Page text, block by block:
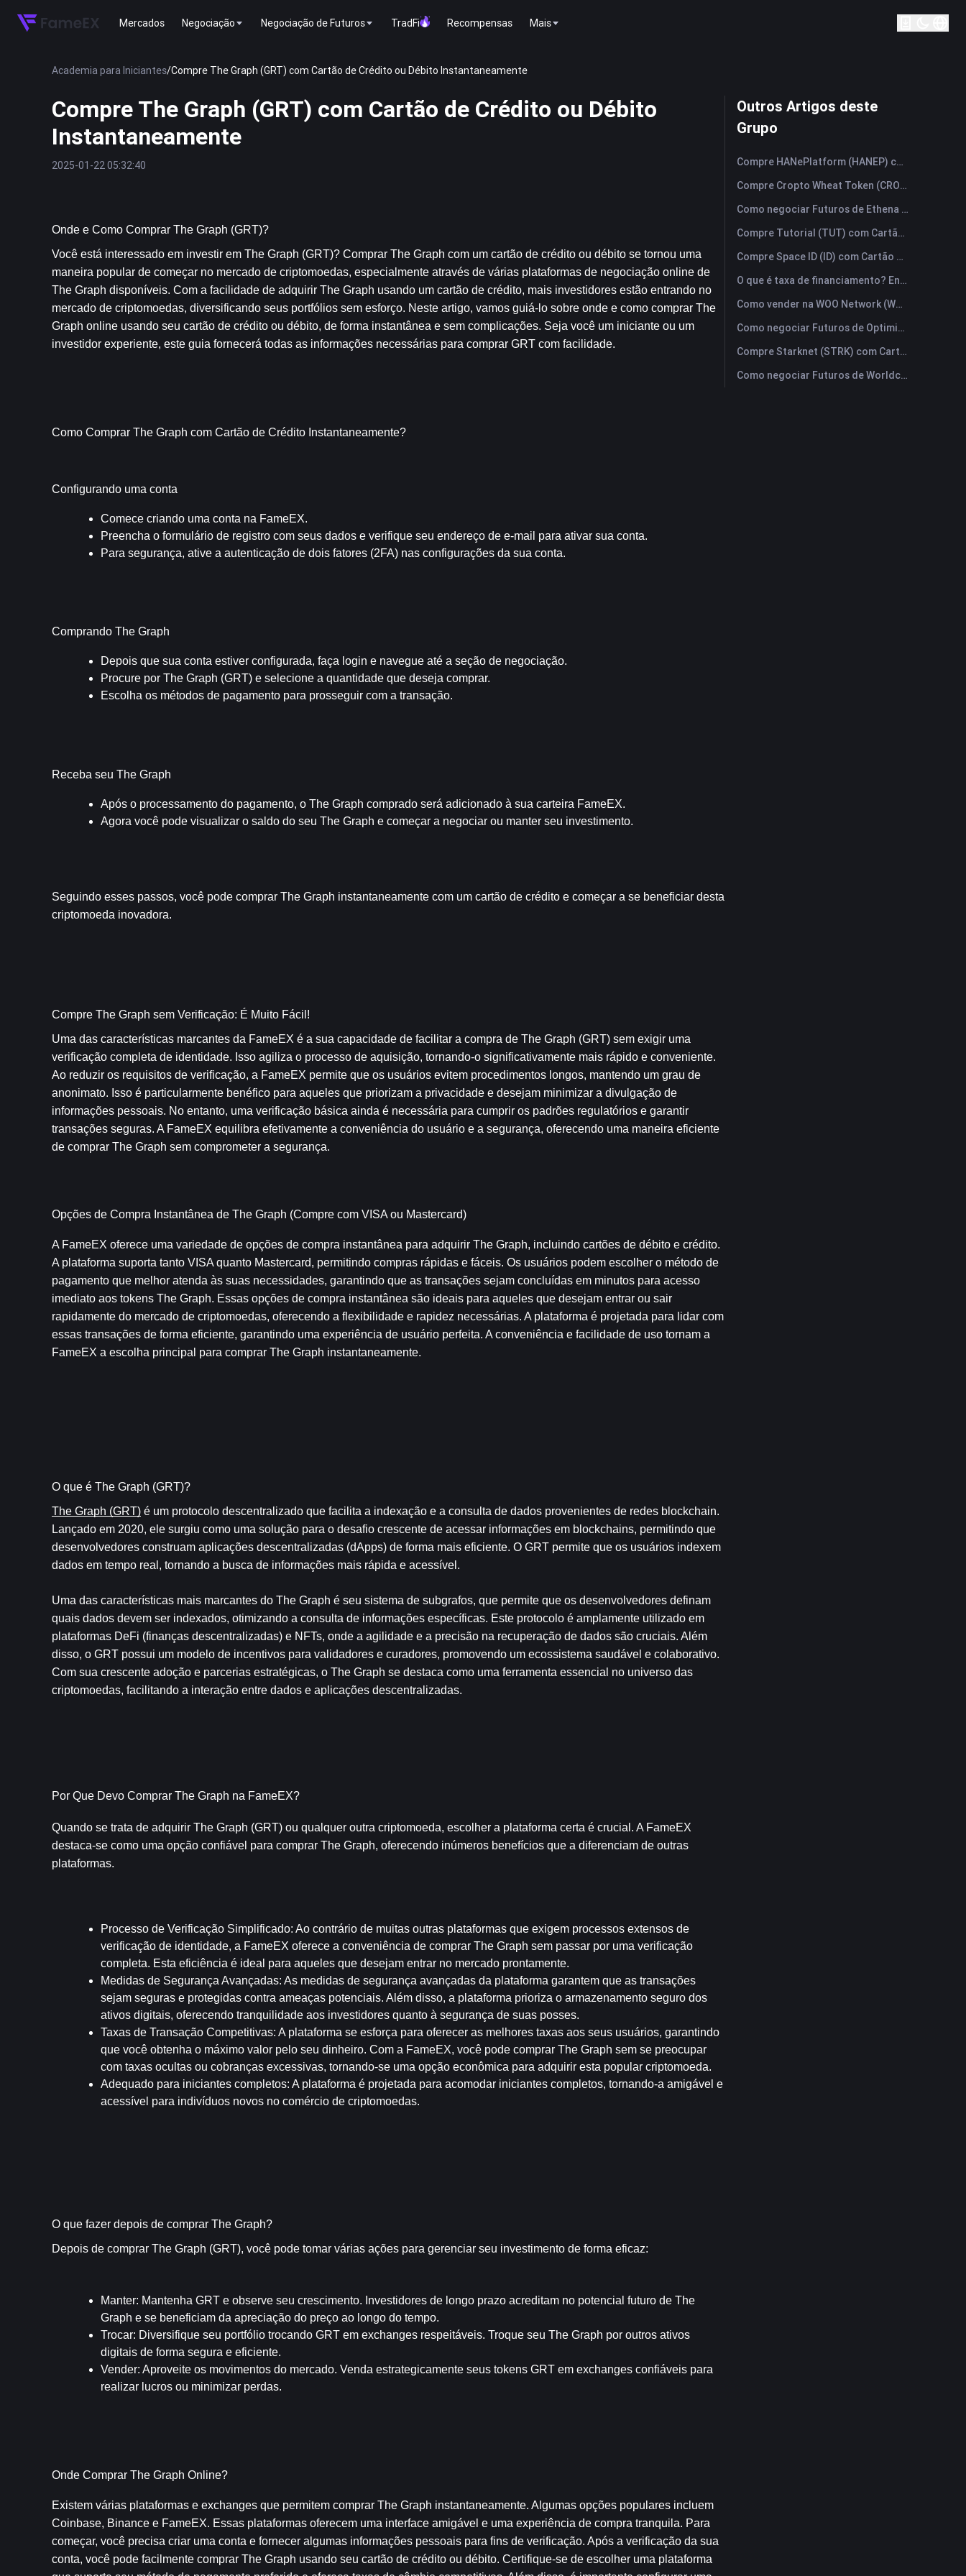
Mercados Negociação Negociação de Futuros TradFi Recompensas Mais
Academia para Iniciantes/Compre The Graph (GRT) com Cartão de Crédito ou Débito Instantaneamente
Compre The Graph (GRT) com Cartão de Crédito ou Débito
Instantaneamente
2025-01-22 05:32:40
Onde e Como Comprar The Graph (GRT)?
Você está interessado em investir em The Graph (GRT)? Comprar The Graph com um cartão de crédito ou débito se tornou uma
maneira popular de começar no mercado de criptomoedas, especialmente através de várias plataformas de negociação online de
The Graph disponíveis. Com a facilidade de adquirir The Graph usando um cartão de crédito, mais investidores estão entrando no
mercado de criptomoedas, diversificando seus portfólios sem esforço. Neste artigo, vamos guiá-lo sobre onde e como comprar The
Graph online usando seu cartão de crédito ou débito, de forma instantânea e sem complicações. Seja você um iniciante ou um
investidor experiente, este guia fornecerá todas as informações necessárias para comprar GRT com facilidade.
Como Comprar The Graph com Cartão de Crédito Instantaneamente?
Configurando uma conta
Comece criando uma conta na FameEX.
Preencha o formulário de registro com seus dados e verifique seu endereço de e-mail para ativar sua conta.
Para segurança, ative a autenticação de dois fatores (2FA) nas configurações da sua conta.
Comprando The Graph
Depois que sua conta estiver configurada, faça login e navegue até a seção de negociação.
Procure por The Graph (GRT) e selecione a quantidade que deseja comprar.
Escolha os métodos de pagamento para prosseguir com a transação.
Receba seu The Graph
Após o processamento do pagamento, o The Graph comprado será adicionado à sua carteira FameEX.
Agora você pode visualizar o saldo do seu The Graph e começar a negociar ou manter seu investimento.
Seguindo esses passos, você pode comprar The Graph instantaneamente com um cartão de crédito e começar a se beneficiar desta
criptomoeda inovadora.
Compre The Graph sem Verificação: É Muito Fácil!
Uma das características marcantes da FameEX é a sua capacidade de facilitar a compra de The Graph (GRT) sem exigir uma
verificação completa de identidade. Isso agiliza o processo de aquisição, tornando-o significativamente mais rápido e conveniente.
Ao reduzir os requisitos de verificação, a FameEX permite que os usuários evitem procedimentos longos, mantendo um grau de
anonimato. Isso é particularmente benéfico para aqueles que priorizam a privacidade e desejam minimizar a divulgação de
informações pessoais. No entanto, uma verificação básica ainda é necessária para cumprir os padrões regulatórios e garantir
transações seguras. A FameEX equilibra efetivamente a conveniência do usuário e a segurança, oferecendo uma maneira eficiente
de comprar The Graph sem comprometer a segurança.
Opções de Compra Instantânea de The Graph (Compre com VISA ou Mastercard)
A FameEX oferece uma variedade de opções de compra instantânea para adquirir The Graph, incluindo cartões de débito e crédito.
A plataforma suporta tanto VISA quanto Mastercard, permitindo compras rápidas e fáceis. Os usuários podem escolher o método de
pagamento que melhor atenda às suas necessidades, garantindo que as transações sejam concluídas em minutos para acesso
imediato aos tokens The Graph. Essas opções de compra instantânea são ideais para aqueles que desejam entrar ou sair
rapidamente do mercado de criptomoedas, oferecendo a flexibilidade e rapidez necessárias. A plataforma é projetada para lidar com
essas transações de forma eficiente, garantindo uma experiência de usuário perfeita. A conveniência e facilidade de uso tornam a
FameEX a escolha principal para comprar The Graph instantaneamente.
O que é The Graph (GRT)?
The Graph (GRT) é um protocolo descentralizado que facilita a indexação e a consulta de dados provenientes de redes blockchain.
Lançado em 2020, ele surgiu como uma solução para o desafio crescente de acessar informações em blockchains, permitindo que
desenvolvedores construam aplicações descentralizadas (dApps) de forma mais eficiente. O GRT permite que os usuários indexem
dados em tempo real, tornando a busca de informações mais rápida e acessível.
Uma das características mais marcantes do The Graph é seu sistema de subgrafos, que permite que os desenvolvedores definam
quais dados devem ser indexados, otimizando a consulta de informações específicas. Este protocolo é amplamente utilizado em
plataformas DeFi (finanças descentralizadas) e NFTs, onde a agilidade e a precisão na recuperação de dados são cruciais. Além
disso, o GRT possui um modelo de incentivos para validadores e curadores, promovendo um ecossistema saudável e colaborativo.
Com sua crescente adoção e parcerias estratégicas, o The Graph se destaca como uma ferramenta essencial no universo das
criptomoedas, facilitando a interação entre dados e aplicações descentralizadas.
Por Que Devo Comprar The Graph na FameEX?
Quando se trata de adquirir The Graph (GRT) ou qualquer outra criptomoeda, escolher a plataforma certa é crucial. A FameEX
destaca-se como uma opção confiável para comprar The Graph, oferecendo inúmeros benefícios que a diferenciam de outras
plataformas.
Processo de Verificação Simplificado: Ao contrário de muitas outras plataformas que exigem processos extensos de
verificação de identidade, a FameEX oferece a conveniência de comprar The Graph sem passar por uma verificação
completa. Esta eficiência é ideal para aqueles que desejam entrar no mercado prontamente.
Medidas de Segurança Avançadas: As medidas de segurança avançadas da plataforma garantem que as transações
sejam seguras e protegidas contra ameaças potenciais. Além disso, a plataforma prioriza o armazenamento seguro dos
ativos digitais, oferecendo tranquilidade aos investidores quanto à segurança de suas posses.
Taxas de Transação Competitivas: A plataforma se esforça para oferecer as melhores taxas aos seus usuários, garantindo
que você obtenha o máximo valor pelo seu dinheiro. Com a FameEX, você pode comprar The Graph sem se preocupar
com taxas ocultas ou cobranças excessivas, tornando-se uma opção econômica para adquirir esta popular criptomoeda.
Adequado para iniciantes completos: A plataforma é projetada para acomodar iniciantes completos, tornando-a amigável e
acessível para indivíduos novos no comércio de criptomoedas.
O que fazer depois de comprar The Graph?
Depois de comprar The Graph (GRT), você pode tomar várias ações para gerenciar seu investimento de forma eficaz:
Manter: Mantenha GRT e observe seu crescimento. Investidores de longo prazo acreditam no potencial futuro de The
Graph e se beneficiam da apreciação do preço ao longo do tempo.
Trocar: Diversifique seu portfólio trocando GRT em exchanges respeitáveis. Troque seu The Graph por outros ativos
digitais de forma segura e eficiente.
Vender: Aproveite os movimentos do mercado. Venda estrategicamente seus tokens GRT em exchanges confiáveis para
realizar lucros ou minimizar perdas.
Onde Comprar The Graph Online?
Existem várias plataformas e exchanges que permitem comprar The Graph instantaneamente. Algumas opções populares incluem
Coinbase, Binance e FameEX. Essas plataformas oferecem uma interface amigável e uma experiência de compra tranquila. Para
começar, você precisa criar uma conta e fornecer algumas informações pessoais para fins de verificação. Após a verificação da sua
conta, você pode facilmente comprar The Graph usando seu cartão de crédito ou débito. Certifique-se de escolher uma plataforma
Outros Artigos deste
Grupo
Compre HANePlatform (HANEP) com Cartão de Crédito ou Débito Instantaneamente
Compre Cropto Wheat Token (CROW) com Cartão de Crédito ou Débito Instantaneamente
Como negociar Futuros de Ethena (ENA): Um Guia Compreensivo para Iniciantes
Compre Tutorial (TUT) com Cartão de Crédito ou Débito Instantaneamente
Compre Space ID (ID) com Cartão de Crédito ou Débito Instantaneamente
O que é taxa de financiamento? Entendendo os sinais de mercado e seus usos indevidos mais comuns.
Como vender na WOO Network (WOO)? | FameEX
Como negociar Futuros de Optimism (OP): Um Guia Compreensivo para Iniciantes
Compre Starknet (STRK) com Cartão de Crédito ou Débito Instantaneamente
Como negociar Futuros de Worldcoin (WLD): Um Guia Compreensivo para Iniciantes